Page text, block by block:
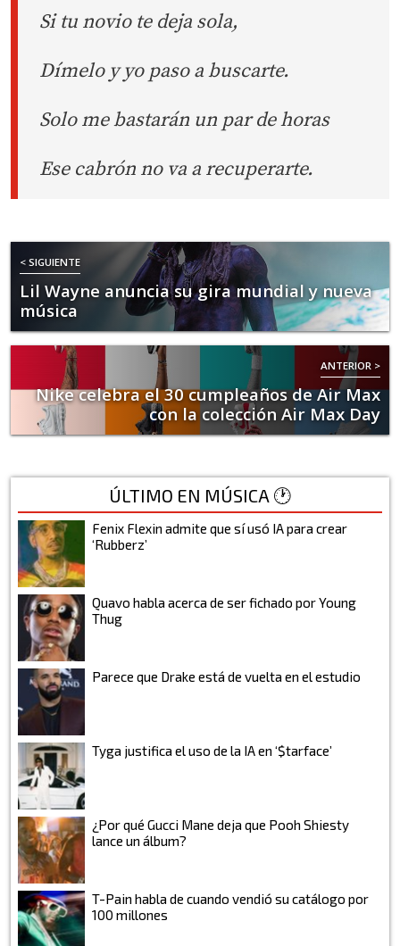
Si tu novio te deja sola,
Dímelo y yo paso a buscarte.
Solo me bastarán un par de horas
Ese cabrón no va a recuperarte.
< SIGUIENTE
Lil Wayne anuncia su gira mundial y nueva
música
ANTERIOR >
Nike celebra el 30 cumpleaños de Air Max
con la colección Air Max Day
ÚLTIMO EN MÚSICA 🕐
Fenix Flexin admite que sí usó IA para crear
‘Rubberz’
Quavo habla acerca de ser fichado por Young
Thug
Parece que Drake está de vuelta en el estudio
Tyga justifica el uso de la IA en ‘$tarface’
¿Por qué Gucci Mane deja que Pooh Shiesty
lance un álbum?
T-Pain habla de cuando vendió su catálogo por
100 millones